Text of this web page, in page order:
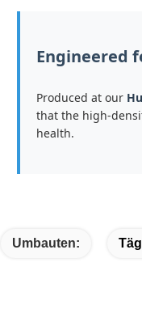
Engineered
Produced at our
that the high-
health.
Umbauten: